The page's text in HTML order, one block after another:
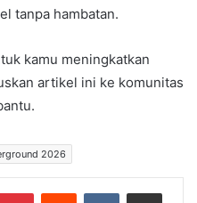
tanpa hambatan.
kamu meningkatkan
artikel ini ke komunitas
2026